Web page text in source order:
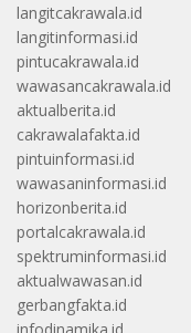
langitcakrawala.id
langitinformasi.id
pintucakrawala.id
wawasancakrawala.id
aktualberita.id
cakrawalafakta.id
pintuinformasi.id
wawasaninformasi.id
horizonberita.id
portalcakrawala.id
spektruminformasi.id
aktualwawasan.id
gerbangfakta.id